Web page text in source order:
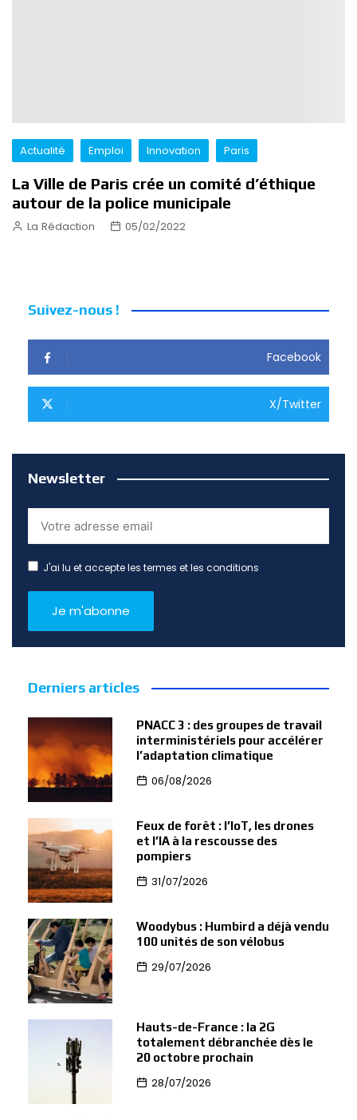
Actualité Emploi Innovation Paris
La Ville de Paris crée un comité d’éthique
autour de la police municipale
La Rédaction 05/02/2022
Suivez-nous !
Facebook
X/Twitter
Newsletter
J'ai lu et accepte les termes et les conditions
Derniers articles
PNACC 3 : des groupes de travail
interministériels pour accélérer
l’adaptation climatique
06/08/2026
Feux de forêt : l’IoT, les drones
et l’IA à la rescousse des
pompiers
31/07/2026
Woodybus : Humbird a déjà vendu
100 unités de son vélobus
29/07/2026
Hauts-de-France : la 2G
totalement débranchée dès le
20 octobre prochain
28/07/2026